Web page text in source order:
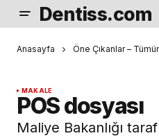
Dentiss.com
Anasayfa Öne Çıkanlar –
MAKALE
POS dosyası
Maliye Bakanlığı